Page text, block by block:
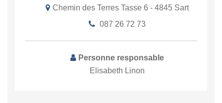
Chemin des Terres Tasse 6 - 4845 Sart
087 26 72 73
Personne responsable
Elisabeth Linon